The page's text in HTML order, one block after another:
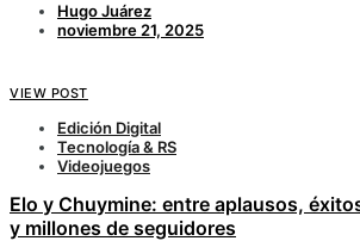
Hugo Juárez
noviembre 21, 2025
VIEW POST
Edición Digital
Tecnología & RS
Videojuegos
Elo y Chuymine: entre aplausos,
y millones de seguidores